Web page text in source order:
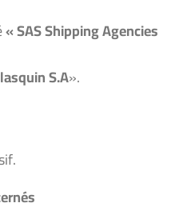
«SAS Shipping Agencies
S.A».